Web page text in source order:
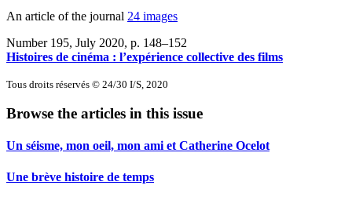
An article of the journal 24 images
Number 195, July 2020, p. 148–152
Histoires de cinéma : l’expérience collective des films
Tous droits réservés © 24/30 I/S, 2020
Browse the articles in this issue
Un séisme, mon oeil, mon ami et Catherine Ocelot
Une brève histoire de temps